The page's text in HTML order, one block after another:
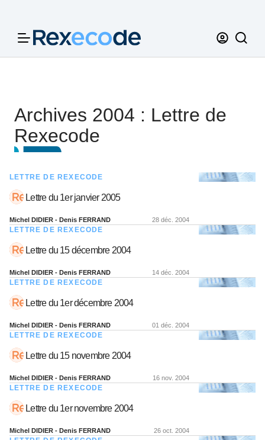
Archives 2004 : Lettre de
Rexecode
LETTRE DE REXECODE
Lettre du 1er janvier 2005
Michel DIDIER - Denis FERRAND 28 déc. 2004
LETTRE DE REXECODE
Lettre du 15 décembre 2004
Michel DIDIER - Denis FERRAND 14 déc. 2004
LETTRE DE REXECODE
Lettre du 1er décembre 2004
Michel DIDIER - Denis FERRAND 01 déc. 2004
LETTRE DE REXECODE
Lettre du 15 novembre 2004
Michel DIDIER - Denis FERRAND 16 nov. 2004
LETTRE DE REXECODE
Lettre du 1er novembre 2004
Michel DIDIER - Denis FERRAND 26 oct. 2004